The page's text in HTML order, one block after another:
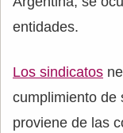
entidades.
Los sindicatos
cumplimiento de
proviene de las